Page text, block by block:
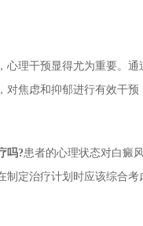
理干预显得尤为重要。通
焦虑和抑郁进行有效干
吗?患者的心理状态对白癜
制定治疗计划时应该综合